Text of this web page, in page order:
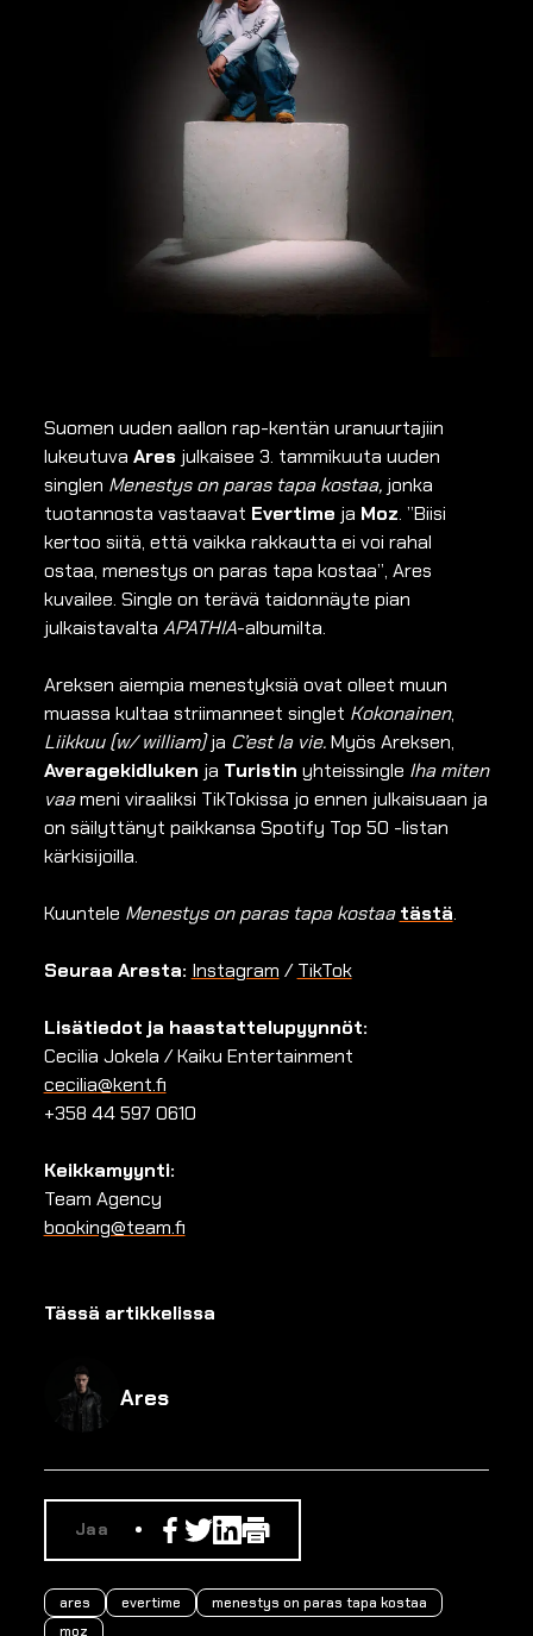
Suomen uuden aallon rap-kentän uranuurtajiin
lukeutuva Aresjulkaisee 3. tammikuuta uuden
singlen Menestys on paras tapa kostaa, jonka
tuotannosta vastaavat Evertime ja Moz. ”Biisi
kertoo siitä, että vaikka rakkautta ei voi rahal
ostaa, menestys on paras tapa kostaa”, Ares
kuvailee. Single on terävä taidonnäyte pian
julkaistavalta APATHIA-albumilta.
Areksen aiempia menestyksiä ovat olleet muun
muassa kultaa striimanneet singlet Kokonainen,
Liikkuu (w/ william)ja C’est la vie.Myös Areksen,
Averagekidluken ja Turistin yhteissingle Iha miten
vaameni viraaliksi TikTokissa jo ennen julkaisuaan ja
on säilyttänyt paikkansa Spotify Top 50 -listan
kärkisijoilla.
Kuuntele Menestys on paras tapa kostaatästä.
Seuraa Aresta: Instagram /TikTok
Lisätiedot ja haastattelupyynnöt:
Cecilia Jokela / Kaiku Entertainment
cecilia@kent.fi
+358 44 597 0610
Keikkamyynti:
Team Agency
booking@team.fi
Tässä artikkelissa
Ares
Jaa Facebook
TwitterLinkedin
Print
ares evertime
menestys on paras tapa kostaa
moz